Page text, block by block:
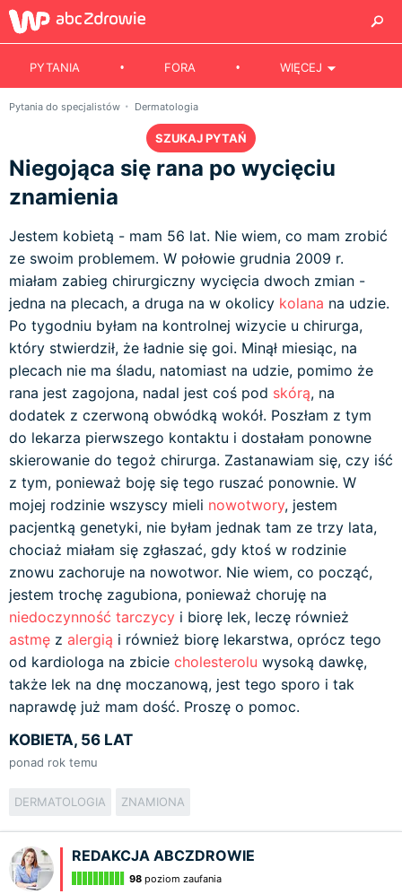
PYTANIA FORA WIĘCEJ
Pytania do specjalistów Dermatologia
SZUKAJ PYTAŃ
Niegojąca się rana po wycięciu
znamienia
Jestem kobietą - mam 56 lat. Nie wiem, co mam zrobić
ze swoim problemem. W połowie grudnia 2009 r.
miałam zabieg chirurgiczny wycięcia dwoch zmian -
jedna na plecach, a druga na w okolicy kolana na udzie.
Po tygodniu byłam na kontrolnej wizycie u chirurga,
który stwierdził, że ładnie się goi. Minął miesiąc, na
plecach nie ma śladu, natomiast na udzie, pomimo że
rana jest zagojona, nadal jest coś pod skórą, na
dodatek z czerwoną obwódką wokół. Poszłam z tym
do lekarza pierwszego kontaktu i dostałam ponowne
skierowanie do tegoż chirurga. Zastanawiam się, czy iść
z tym, ponieważ boję się tego ruszać ponownie. W
mojej rodzinie wszyscy mieli nowotwory, jestem
pacjentką genetyki, nie byłam jednak tam ze trzy lata,
chociaż miałam się zgłaszać, gdy ktoś w rodzinie
znowu zachoruje na nowotwor. Nie wiem, co począć,
jestem trochę zagubiona, ponieważ choruję na
niedoczynność tarczycy i biorę lek, leczę również
astmę z alergią i również biorę lekarstwa, oprócz tego
od kardiologa na zbicie cholesterolu wysoką dawkę,
także lek na dnę moczanową, jest tego sporo i tak
naprawdę już mam dość. Proszę o pomoc.
KOBIETA, 56 LAT
ponad rok temu
DERMATOLOGIA ZNAMIONA
REDAKCJA ABCZDROWIE
98 poziom zaufania